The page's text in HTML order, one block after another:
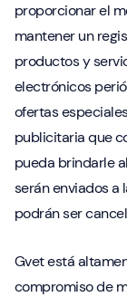
proporcionar el
mantener un
productos y
electrónicos
ofertas
publicitaria que
pueda brindarle
serán enviados
podrán ser
Gvet está
compromiso de